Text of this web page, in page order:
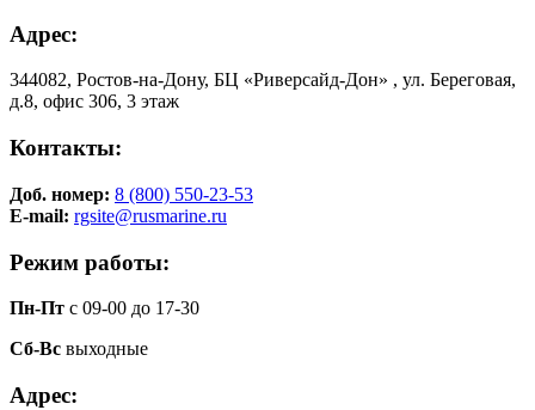
Адрес:
344082, Ростов-на-Дону, БЦ «Риверсайд-Дон» , ул. Береговая,
д.8, офис 306, 3 этаж
Контакты:
Доб. номер: 8 (800) 550-23-53
E-mail: rgsite@rusmarine.ru
Режим работы:
Пн-Пт с 09-00 до 17-30
Сб-Вс выходные
Адрес: